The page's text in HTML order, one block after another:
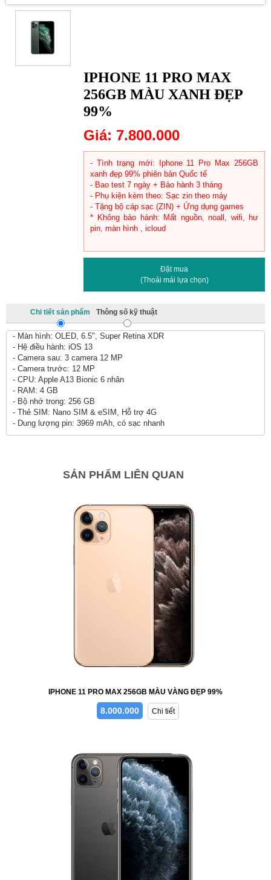
IPHONE 11 PRO MAX
256GB MÀU XANH ĐẸP
99%
Giá: 7.800.000
- Tình trạng mới: Iphone 11 Pro Max 256GB
xanh đẹp 99% phiên bản Quốc tế
- Bao test 7 ngày + Bảo hành 3 tháng
- Phụ kiện kèm theo: Sạc zin theo máy
- Tặng bộ cáp sạc (ZIN) + Ứng dụng games
* Không bảo hành: Mất nguồn, noall, wifi, hư
pin, màn hình , icloud
Đặt mua
(Thoải mái lựa chọn)
Chi tiết sản phẩm Thông số kỹ thuật
- Màn hình: OLED, 6.5", Super Retina XDR
- Hệ điều hành: iOS 13
- Camera sau: 3 camera 12 MP
- Camera trước: 12 MP
- CPU: Apple A13 Bionic 6 nhân
- RAM: 4 GB
- Bộ nhớ trong: 256 GB
- Thẻ SIM: Nano SIM & eSIM, Hỗ trợ 4G
- Dung lượng pin: 3969 mAh, có sạc nhanh
SẢN PHẨM LIÊN QUAN
IPHONE 11 PRO MAX 256GB MÀU VÀNG ĐẸP 99%
8.000.000 Chi tiết